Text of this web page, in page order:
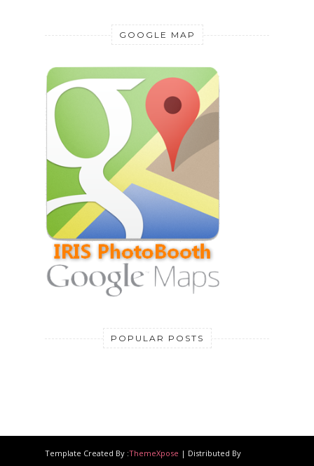
GOOGLE MAP
POPULAR POSTS
Template Created By :ThemeXpose | Distributed By